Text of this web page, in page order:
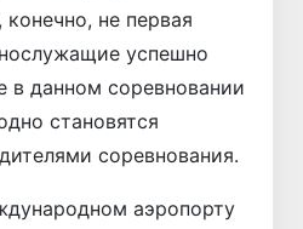
не первая
успешно
в данном соревновании
становятся
соревнования.
аэропорту